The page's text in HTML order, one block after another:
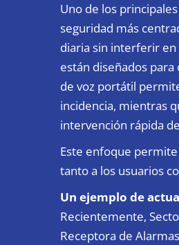
Uno de los
seguridad más
diaria sin interferir en
están diseñados
de voz portátil
incidencia, mientras
intervención rápida
Este enfoque
tanto a los usuarios
Un ejemplo de
Recientemente,
Receptora de